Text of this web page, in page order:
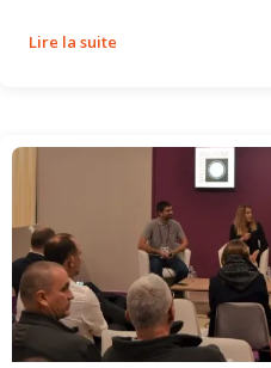
Lire la suite